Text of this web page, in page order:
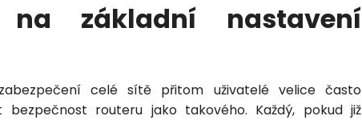
na základní nastavení
celé sítě přitom uživatelé velice často
routeru jako takového. Každý, pokud již